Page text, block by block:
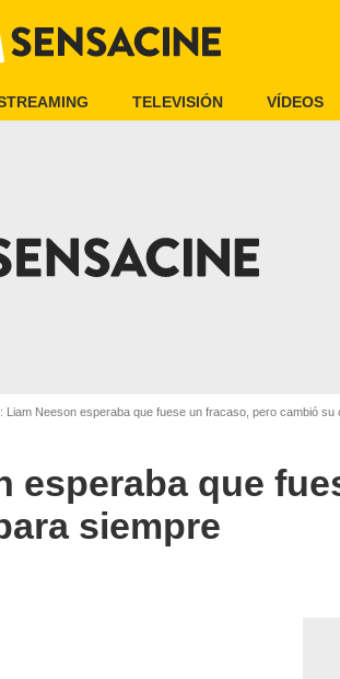
TELEVISIÓN VÍDEOS
Liam Neeson esperaba que fuese un fracaso, pero cambió
esperaba que
siempre
esta noticia